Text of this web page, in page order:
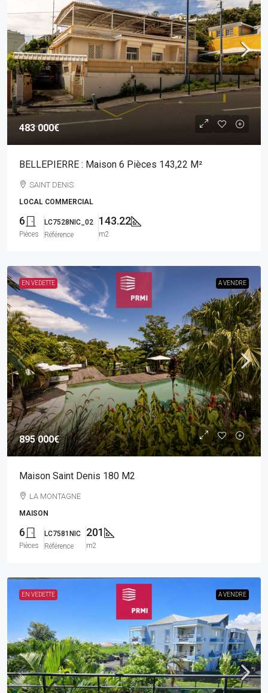
483 000€
BELLEPIERRE : Maison 6 Pièces 143,22 M²
SAINT DENIS
LOCAL COMMERCIAL
6
Pièces
LC7528NIC_02
Référence
143.22
m2
EN VEDETTE A VENDRE
895 000€
Maison Saint Denis 180 M2
LA MONTAGNE
MAISON
6
Pièces
LC7581NIC
Référence
201
m2
EN VEDETTE A VENDRE